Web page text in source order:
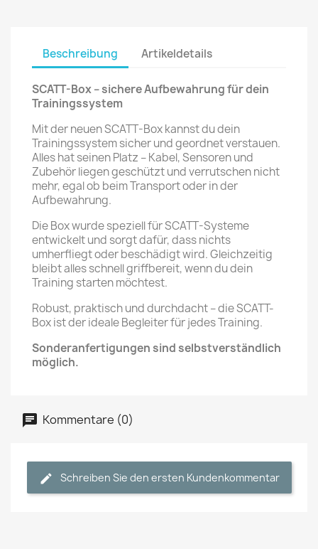
Beschreibung Artikeldetails
SCATT-Box – sichere Aufbewahrung für dein
Trainingssystem
Mit der neuen SCATT-Box kannst du dein
Trainingssystem sicher und geordnet verstauen.
Alles hat seinen Platz – Kabel, Sensoren und
Zubehör liegen geschützt und verrutschen nicht
mehr, egal ob beim Transport oder in der
Aufbewahrung.
Die Box wurde speziell für SCATT-Systeme
entwickelt und sorgt dafür, dass nichts
umherfliegt oder beschädigt wird. Gleichzeitig
bleibt alles schnell griffbereit, wenn du dein
Training starten möchtest.
Robust, praktisch und durchdacht – die SCATT-
Box ist der ideale Begleiter für jedes Training.
Sonderanfertigungen sind selbstverständlich
möglich.
Kommentare (0)
Schreiben Sie den ersten Kundenkommentar